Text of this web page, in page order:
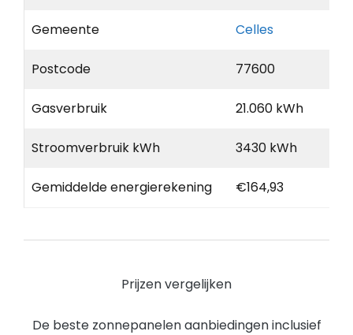
Gemeente Celles
Postcode 77600
Gasverbruik 21.060 kWh
Stroomverbruik kWh 3430 kWh
Gemiddelde energierekening €164,93
Prijzen vergelijken
De beste zonnepanelen aanbiedingen inclusief